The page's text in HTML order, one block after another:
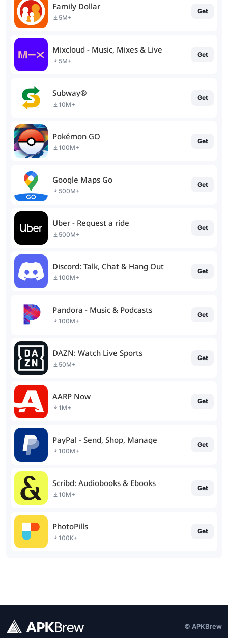
Family Dollar
5M+
Get
Mixcloud - Music, Mixes & Live
5M+
Get
Subway®
10M+
Get
Pokémon GO
100M+
Get
Google Maps Go
500M+
Get
Uber - Request a ride
500M+
Get
Discord: Talk, Chat & Hang Out
100M+
Get
Pandora - Music & Podcasts
100M+
Get
DAZN: Watch Live Sports
50M+
Get
AARP Now
1M+
Get
PayPal - Send, Shop, Manage
100M+
Get
Scribd: Audiobooks & Ebooks
10M+
Get
PhotoPills
100K+
Get
© APKBrew